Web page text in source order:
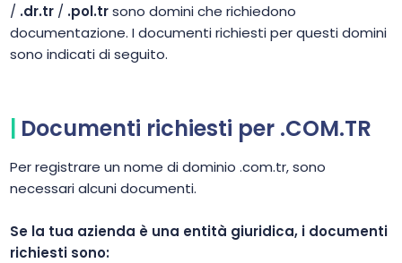
/ .dr.tr/ .pol.trsono domini che richiedono
documentazione. I documenti richiesti per questi domini
sono indicati di seguito.
Documenti richiesti per .COM.TR
Per registrare un nome di dominio .com.tr, sono
necessari alcuni documenti.
Se la tua azienda è una entità giuridica, i documenti
richiesti sono: